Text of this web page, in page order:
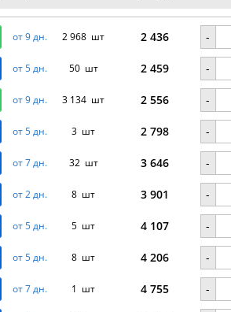
от 9 дн. 2 968 шт 2 436 -
от 5 дн. 50 шт 2 459 -
от 9 дн. 3 134 шт 2 556 -
от 5 дн. 3 шт 2 798 -
от 7 дн. 32 шт 3 646 -
от 2 дн. 8 шт 3 901 -
от 5 дн. 5 шт 4 107 -
от 5 дн. 8 шт 4 206 -
от 7 дн. 1 шт 4 755 -